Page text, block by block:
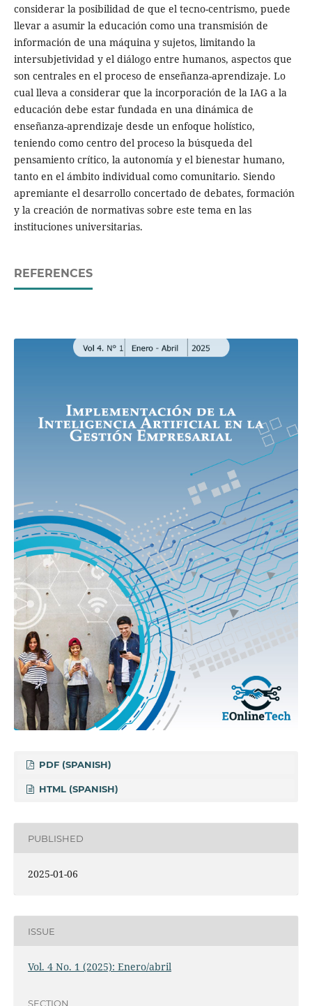
considerar la posibilidad de que el tecno-centrismo, puede
llevar a asumir la educación como una transmisión de
información de una máquina y sujetos, limitando la
intersubjetividad y el diálogo entre humanos, aspectos que
son centrales en el proceso de enseñanza-aprendizaje. Lo
cual lleva a considerar que la incorporación de la IAG a la
educación debe estar fundada en una dinámica de
enseñanza-aprendizaje desde un enfoque holístico,
teniendo como centro del proceso la búsqueda del
pensamiento crítico, la autonomía y el bienestar humano,
tanto en el ámbito individual como comunitario. Siendo
apremiante el desarrollo concertado de debates, formación
y la creación de normativas sobre este tema en las
instituciones universitarias.
REFERENCES
PDF (SPANISH)
HTML (SPANISH)
PUBLISHED
2025-01-06
ISSUE
Vol. 4 No. 1 (2025): Enero/abril
SECTION